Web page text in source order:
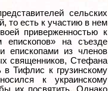
сельских
то есть к участию в нем
приверженностью к
епископов» на съезде
епископами из членов
священников, Стефана
Тифлис к грузинскому
к украинскому